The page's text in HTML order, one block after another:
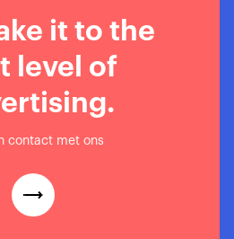
it to the
level of
contact met ons